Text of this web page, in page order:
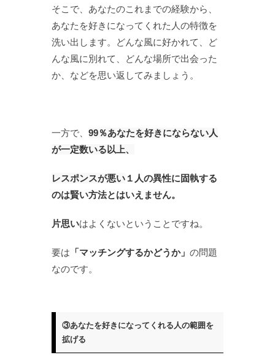
そこで、あなたのこれまでの経験から、
あなたを好きになってくれた人の特徴を
洗い出します。どんな風に好かれて、ど
んな風に別れて、どんな場所で出会った
か、などを思い返してみましょう。
一方で、 99％あなたを好きにならない人
が一定数いる以上、
レスポンスが悪い １人の異性に固執する
のは賢い方法とはいえません。
片思いはよくないということですね。
要は 「マッチングするかどうか」 の問題
なのです。
③あなたを好きになってくれる人の範囲を
拡げる